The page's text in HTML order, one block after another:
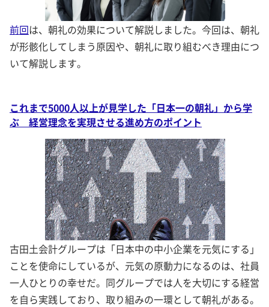
前回は、朝礼の効果について解説しました。今回は、朝礼
が形骸化してしまう原因や、朝礼に取り組むべき理由につ
いて解説します。
これまで5000人以上が見学した「日本一の朝礼」から学
ぶ 経営理念を実現させる進め方のポイント
古田土会計グループは「日本中の中小企業を元気にする」
ことを使命にしているが、元気の原動力になるのは、社員
一人ひとりの幸せだ。同グループでは人を大切にする経営
を自ら実践しており、取り組みの一環として朝礼がある。